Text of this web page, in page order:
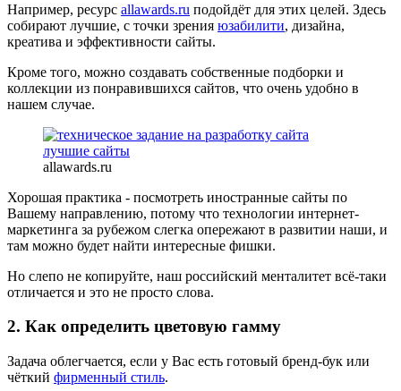
Например, ресурс allawards.ru подойдёт для этих целей. Здесь
собирают лучшие, с точки зрения юзабилити, дизайна,
креатива и эффективности сайты.
Кроме того, можно создавать собственные подборки и
коллекции из понравившихся сайтов, что очень удобно в
нашем случае.
allawards.ru
Хорошая практика - посмотреть иностранные сайты по
Вашему направлению, потому что технологии интернет-
маркетинга за рубежом слегка опережают в развитии наши, и
там можно будет найти интересные фишки.
Но слепо не копируйте, наш российский менталитет всё-таки
отличается и это не просто слова.
2. Как определить цветовую гамму
Задача облегчается, если у Вас есть готовый бренд-бук или
чёткий фирменный стиль.